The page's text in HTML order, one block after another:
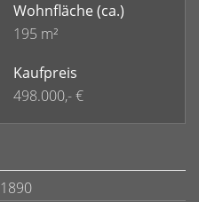
Wohnfläche(ca.)
195 m²
Kaufpreis
498.000,- €
1890